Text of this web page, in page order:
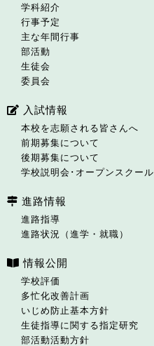
学科紹介
行事予定
主な年間行事
部活動
生徒会
委員会
入試情報
本校を志願される皆さんへ
前期募集について
後期募集について
学校説明会･オープンスクール
進路情報
進路指導
進路状況（進学・就職）
情報公開
学校評価
多忙化改善計画
いじめ防止基本方針
生徒指導に関する指定研究
部活動活動方針